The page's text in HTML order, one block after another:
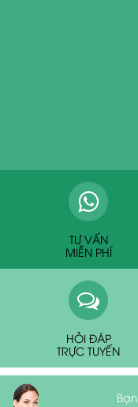
TƯ VẤN
MIỄN PHÍ
HỎI ĐÁP
TRỰC TUYẾN